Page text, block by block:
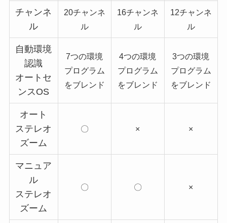
チャンネ
ル
20チャンネ
ル
16チャンネ
ル
12チャンネ
ル
自動環境
認識
オートセ
ンスOS
7つの環境
プログラム
をブレンド
4つの環境
プログラム
をブレンド
3つの環境
プログラム
をブレンド
オート
ステレオ
ズーム
〇 × ×
マニュア
ル
ステレオ
ズーム
〇 〇 ×